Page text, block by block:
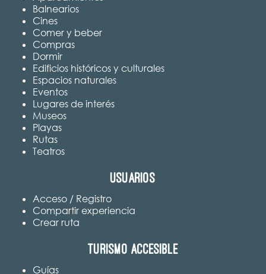
Balnearios
Cines
Comer y beber
Compras
Dormir
Edificios históricos y culturales
Espacios naturales
Eventos
Lugares de interés
Museos
Playas
Rutas
Teatros
Usuarios
Acceso / Registro
Compartir experiencia
Crear ruta
Turismo accesible
Guías